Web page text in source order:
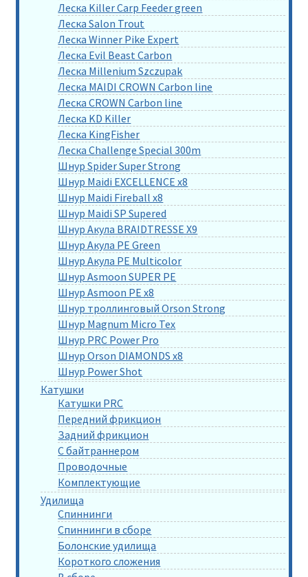
Леска Killer Carp Feeder green
Леска Salon Trout
Леска Winner Pike Expert
Леска Evil Beast Carbon
Леска Millenium Szczupak
Леска MAIDI CROWN Carbon line
Леска CROWN Carbon line
Леска KD Killer
Леска KingFisher
Леска Challenge Special 300m
Шнур Spider Super Strong
Шнур Maidi EXCELLENCE x8
Шнур Maidi Fireball x8
Шнур Maidi SP Supered
Шнур Акула BRAIDTRESSE X9
Шнур Акула PE Green
Шнур Акула PE Multicolor
Шнур Asmoon SUPER PE
Шнур Asmoon PE x8
Шнур троллинговый Orson Strong
Шнур Magnum Micro Tex
Шнур PRC Power Pro
Шнур Orson DIAMONDS x8
Шнур Power Shot
Катушки
Катушки PRC
Передний фрикцион
Задний фрикцион
С байтраннером
Проводочные
Комплектующие
Удилища
Спиннинги
Спиннинги в сборе
Болонские удилища
Короткого сложения